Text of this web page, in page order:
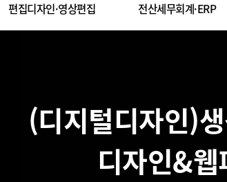
편집디자인·영상편집 전산세무회계·ERP
(디지털디자인)
디자인&